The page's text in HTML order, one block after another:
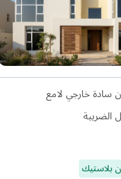
سادة خارجي لامع
الضريبة
بلاستيك